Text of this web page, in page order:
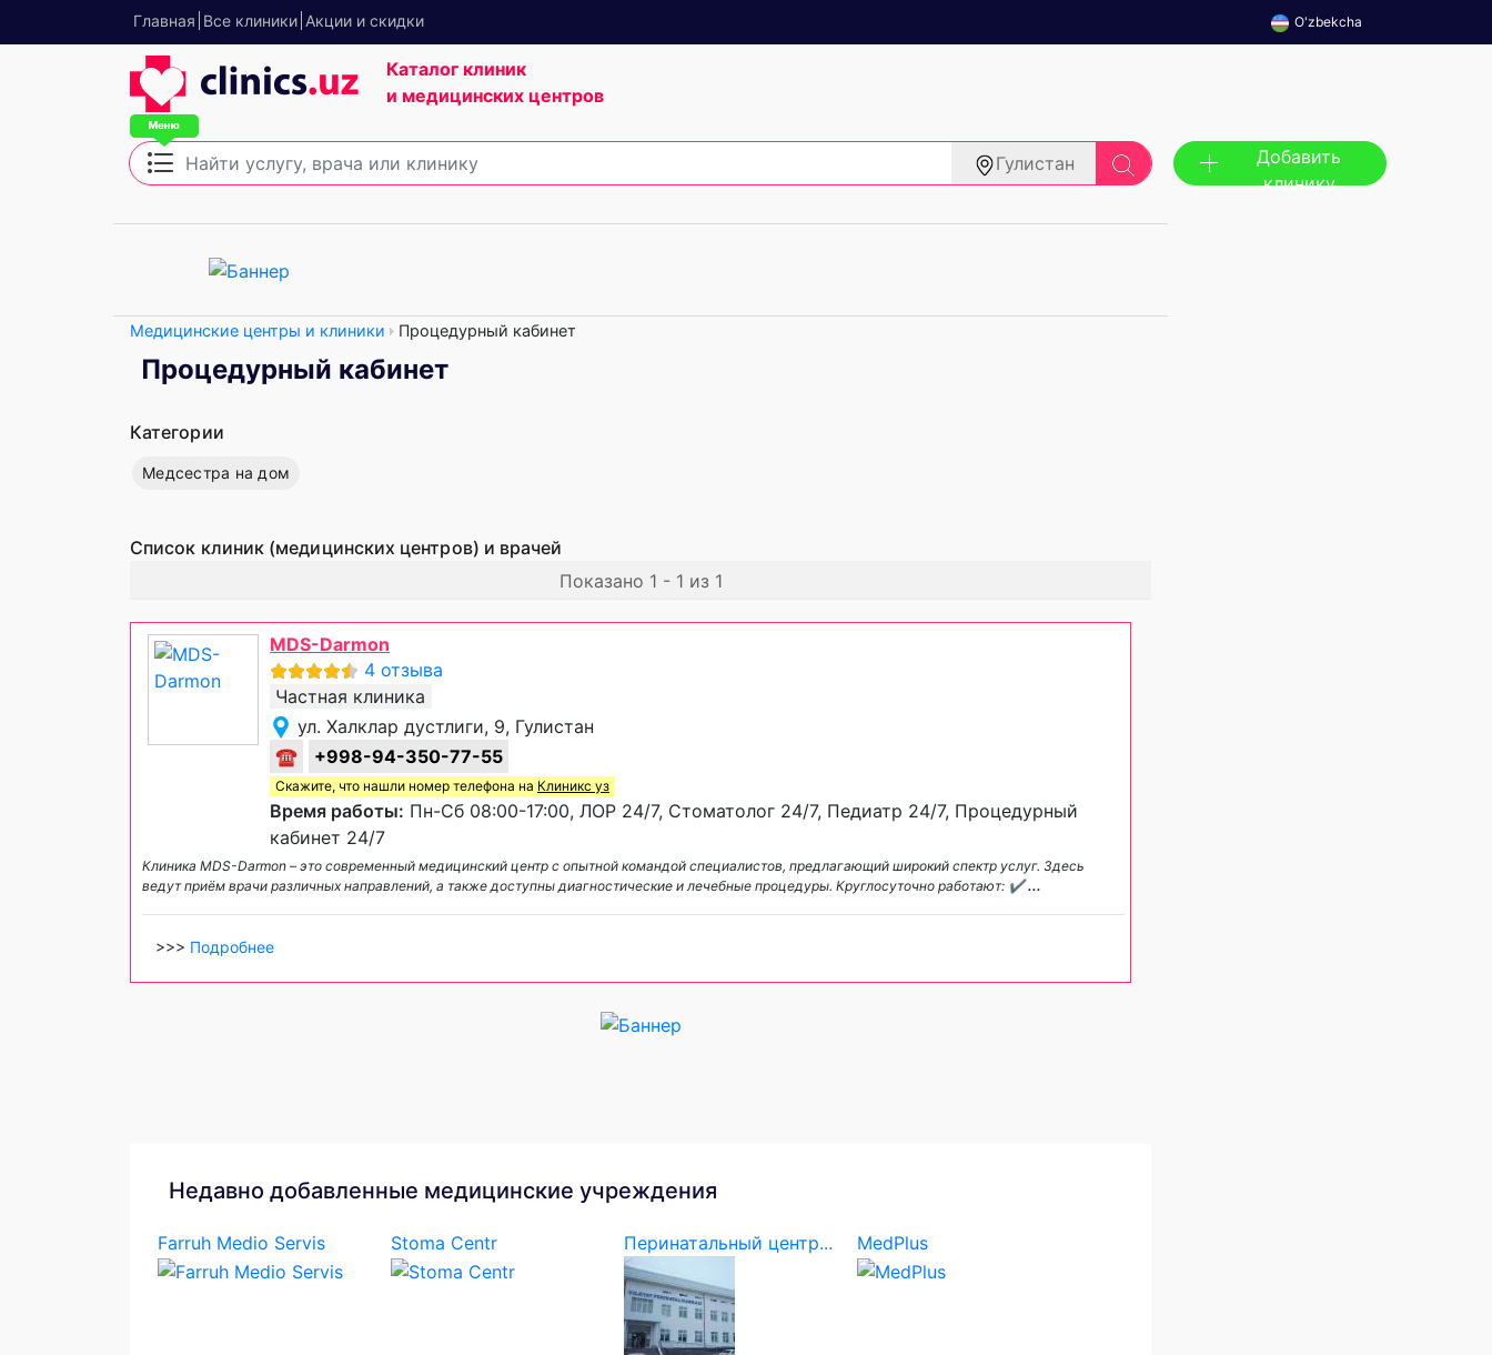
Главная Все клиники Акции и скидки O'zbekcha
Каталог клиник
и медицинских центров
Гулистан
Добавить
клинику
Медицинские центры и клиники Процедурный кабинет
Процедурный кабинет
Категории
Медсестра на дом
Список клиник (медицинских центров) и врачей
Показано 1 - 1 из 1
MDS-Darmon
4 отзыва
Частная клиника
ул. Халклар дустлиги, 9, Гулистан
☎
+998-94-350-77-55
Скажите, что нашли номер телефона на Клиникс уз
Время работы: Пн-Сб 08:00-17:00, ЛОР 24/7, Стоматолог 24/7, Педиатр 24/7, Процедурный
кабинет 24/7
Клиника MDS-Darmon – это современный медицинский центр с опытной командой специалистов, предлагающий широкий спектр услуг. Здесь
ведут приём врачи различных направлений, а также доступны диагностические и лечебные процедуры. Круглосуточно работают: ✔...
>>> Подробнее
Недавно добавленные медицинские учреждения
Farruh Medio Servis Stoma Centr Перинатальный центр... MedPlus